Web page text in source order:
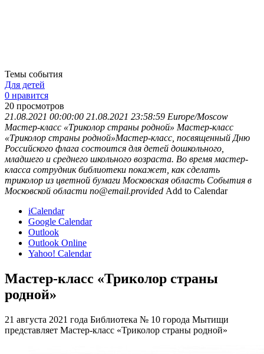
Темы события
Для детей
0 нравится
20 просмотров
21.08.2021 00:00:00 21.08.2021 23:58:59 Europe/Moscow
Мастер-класс «Триколор страны родной» Мастер-класс
«Триколор страны родной»Мастер-класс, посвященный Дню
Российского флага состоится для детей дошкольного,
младшего и среднего школьного возраста. Во время мастер-
класса сотрудник библиотеки покажет, как сделать
триколор из цветной бумаги Московская область События в
Московской области no@email.provided Add to Calendar
iCalendar
Google Calendar
Outlook
Outlook Online
Yahoo! Calendar
Мастер-класс «Триколор страны
родной»
21 августа 2021 года Библиотека № 10 города Мытищи
представляет Мастер-класс «Триколор страны родной»